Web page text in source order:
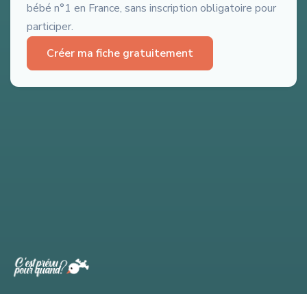
bébé n°1 en France, sans inscription obligatoire pour
participer.
Créer ma fiche gratuitement